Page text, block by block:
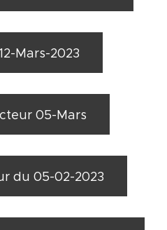
Mars-2023
05-Mars
du 05-02-2023